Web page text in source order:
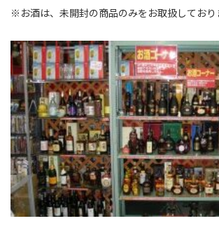
※お酒は、未開封の商品のみをお取扱しており